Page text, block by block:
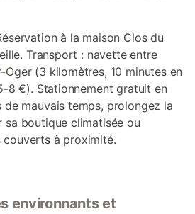
à la maison Clos du
Transport : navette entre
Oger (3 kilomètres, 10 minutes en
8 €). Stationnement gratuit en
de mauvais temps, prolongez la
sa boutique climatisée ou
couverts à proximité.
environnants et